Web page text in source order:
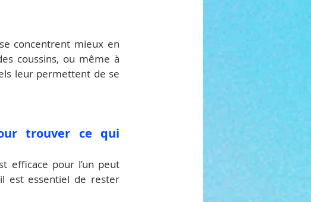
concentrent mieux en
coussins, ou même à
leur permettent de se
trouver ce qui
efficace pour l’un peut
est essentiel de rester